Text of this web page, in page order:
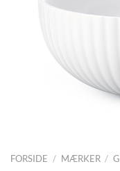
FORSIDE / MÆRKER /